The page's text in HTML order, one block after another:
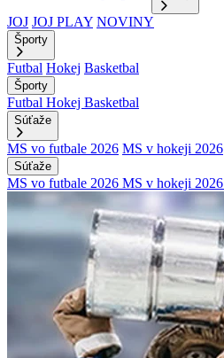
JOJ JOJ PLAY NOVINY
Športy
Futbal Hokej Basketbal
Športy
Futbal Hokej Basketbal
Súťaže
MS vo futbale 2026 MS v hokeji 2026
Súťaže
MS vo futbale 2026 MS v hokeji 2026